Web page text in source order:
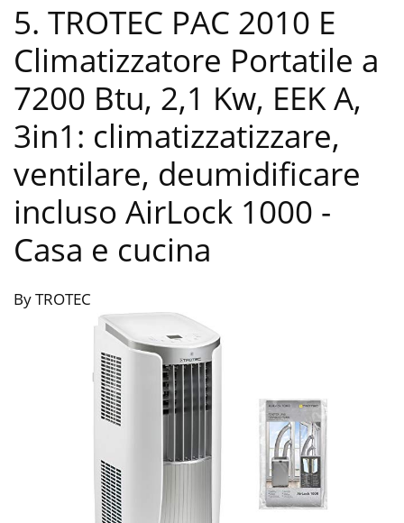
5. TROTEC PAC 2010 E
Climatizzatore Portatile a
7200 Btu, 2,1 Kw, EEK A,
3in1: climatizzatizzare,
ventilare, deumidificare
incluso AirLock 1000 -
Casa e cucina
By TROTEC